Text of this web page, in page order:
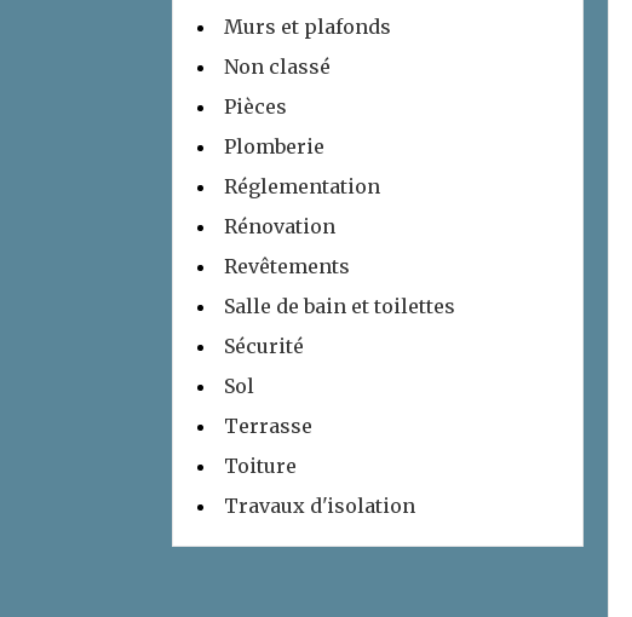
Murs et plafonds
Non classé
Pièces
Plomberie
Réglementation
Rénovation
Revêtements
Salle de bain et toilettes
Sécurité
Sol
Terrasse
Toiture
Travaux d'isolation